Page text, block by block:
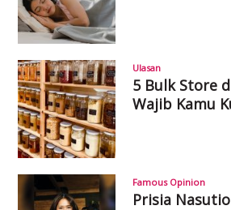
Ulasan
5 Bulk Store
Wajib Kamu
Famous Opinion
Prisia